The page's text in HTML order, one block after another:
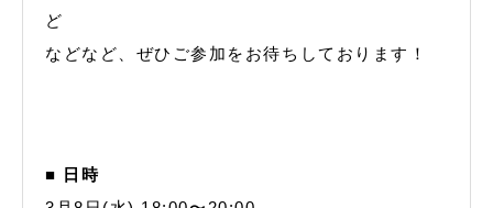
ど
などなど、ぜひご参加をお待ちしております！
■ 日時